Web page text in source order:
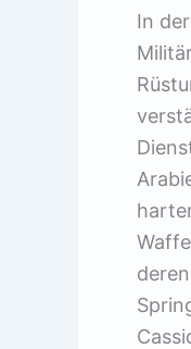
In